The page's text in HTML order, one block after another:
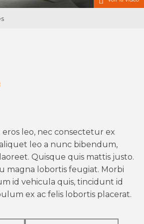
aux favoris
leo, nec consectetur ex
leo a nunc bibendum,
Quisque quis mattis justo.
magna lobortis feugiat. Morbi
id vehicula quis, tincidunt id
ex ac felis lobortis placerat.